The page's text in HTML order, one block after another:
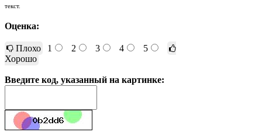
текст.
Оценка:
Плохо 1 2 3 4
5
Хорошо
Введите код, указанный на картинке: